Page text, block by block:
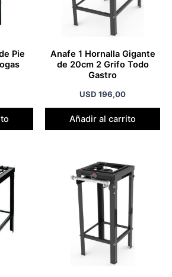
Pie
Anafe 1 Hornalla Gigante
de 20cm 2 Grifo Todo
Gastro
USD 196,00
Añadir al carrito